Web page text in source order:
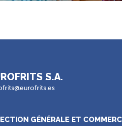
S.A.
GÉNÉRALE ET